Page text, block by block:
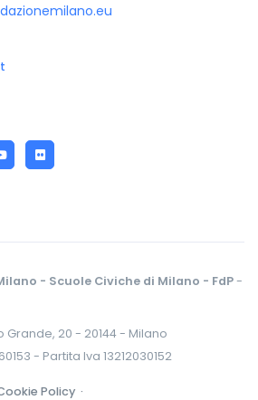
YouTube
Flickr
- Scuole Civiche di Milano - FdP-
Grande, 20 - 20144 - Milano
- Partita Iva 13212030152
Policy ·